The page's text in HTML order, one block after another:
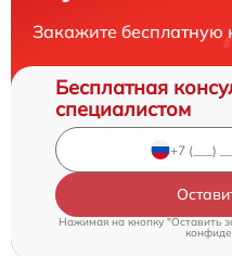
Закажите бесплатную
Бесплатная
специалистом
Нажимая на кнопку "Оставить